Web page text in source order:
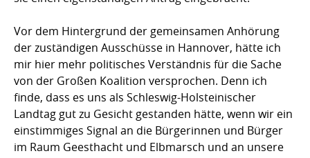
Vor dem Hintergrund der gemeinsamen Anhörung
der zuständigen Ausschüsse in Hannover, hätte ich
mir hier mehr politisches Verständnis für die Sache
von der Großen Koalition versprochen. Denn ich
finde, dass es uns als Schleswig-Holsteinischer
Landtag gut zu Gesicht gestanden hätte, wenn wir ein
einstimmiges Signal an die Bürgerinnen und Bürger
im Raum Geesthacht und Elbmarsch und an unsere